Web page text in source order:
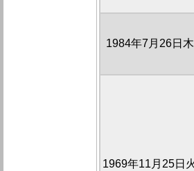
1984年7月26日
1969年11月25日